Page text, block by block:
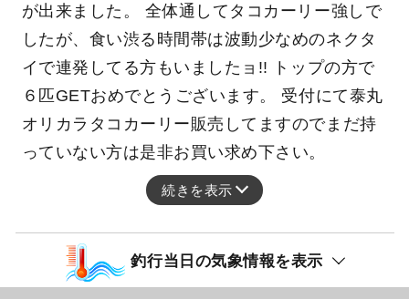
が出来ました。 全体通してタコカーリー強しで
したが、食い渋る時間帯は波動少なめのネクタ
イで連発してる方もいましたョ!! トップの方で
６匹GETおめでとうございます。 受付にて泰丸
オリカラタコカーリー販売してますのでまだ持
っていない方は是非お買い求め下さい。
続きを表示
釣行当日の気象情報を表示